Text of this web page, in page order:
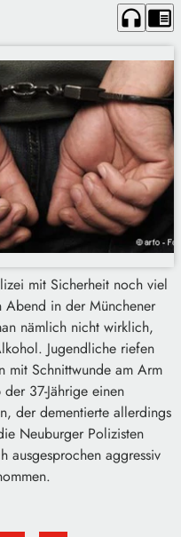
headphones chrome_reader_mode
mit Sicherheit noch viel
Abend in der Münchener
nämlich nicht wirklich,
Jugendliche riefen
mit Schnittwunde am Arm
37-Jährige einen
der dementierte allerdings
Neuburger Polizisten
ausgesprochen aggressiv